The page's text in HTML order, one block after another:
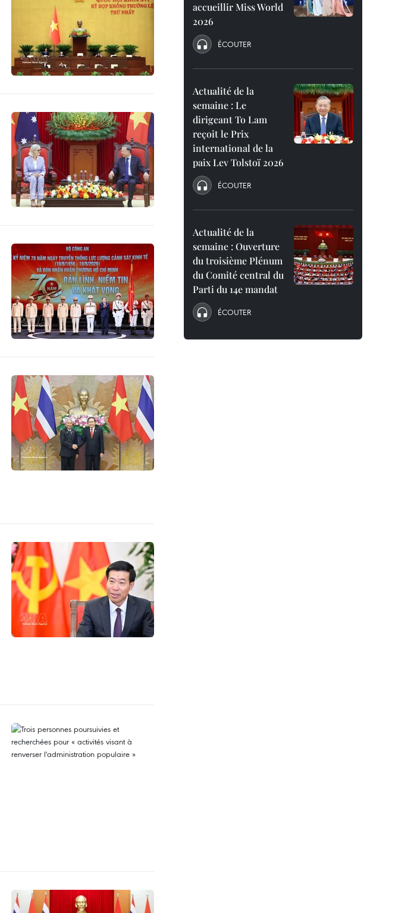
accueillir Miss World
2026
ÉCOUTER
Actualité de la
semaine : Le
dirigeant To Lam
reçoit le Prix
international de la
paix Lev Tolstoï 2026
ÉCOUTER
Actualité de la
semaine : Ouverture
du troisième Plénum
du Comité central du
Parti du 14e mandat
ÉCOUTER